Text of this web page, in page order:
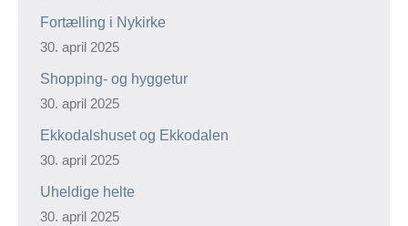
Fortælling i Nykirke
30. april 2025
Shopping- og hyggetur
30. april 2025
Ekkodalshuset og Ekkodalen
30. april 2025
Uheldige helte
30. april 2025